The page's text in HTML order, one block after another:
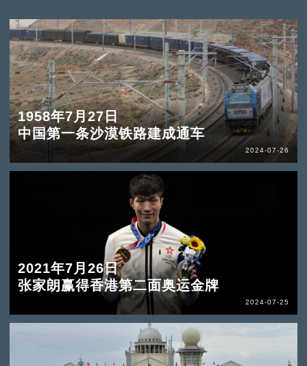
1958年7月27日
中国第一条沙漠铁路建成通车
2024-07-26
2021年7月26日
张家朗赢得香港第二面奥运金牌
2024-07-25